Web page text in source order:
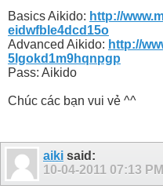
Basics Aikido: http://
eidwfble4dcd15o
Advanced Aikido: http://
5lgokd1m9hqnpgp
Pass: Aikido
Chúc các bạn vui vẻ ^^
aiki said:
10-04-2011 07:13 PM